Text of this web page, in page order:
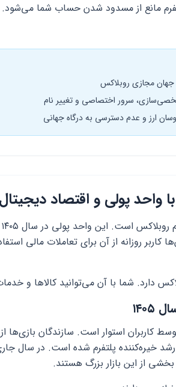
پلتفرم مانع از مسدود شدن حساب شما
پولی و اقتصاد
روزانه از آن برای تعاملات مالی
دارد. شما با آن می‌توانید کالاها و
کاربران استوار است. سازندگان
خیره‌کننده پلتفرم شده است. در سال
بخشی از این بازار بزرگ هستند.